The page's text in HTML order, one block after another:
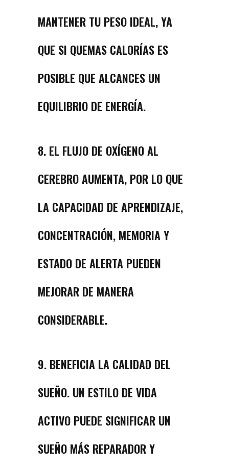
MANTENER TU PESO IDEAL, YA
QUE SI QUEMAS CALORÍAS ES
POSIBLE QUE ALCANCES UN
EQUILIBRIO DE ENERGÍA.
8. EL FLUJO DE OXÍGENO AL
CEREBRO AUMENTA, POR LO QUE
LA CAPACIDAD DE APRENDIZAJE,
CONCENTRACIÓN, MEMORIA Y
ESTADO DE ALERTA PUEDEN
MEJORAR DE MANERA
CONSIDERABLE.
9. BENEFICIA LA CALIDAD DEL
SUEÑO. UN ESTILO DE VIDA
ACTIVO PUEDE SIGNIFICAR UN
SUEÑO MÁS REPARADOR Y